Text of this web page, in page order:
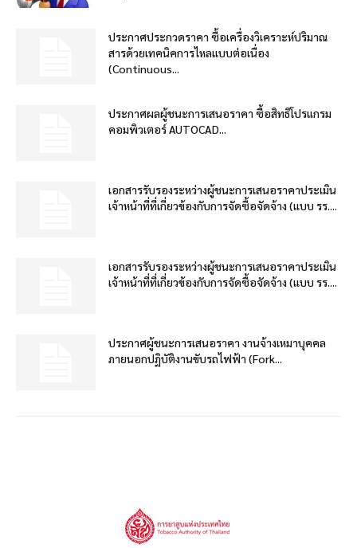
ประกาศประกวดราคา ซื้อเครื่องวิเคราะห์ปริมาณ
สารด้วยเทคนิคการไหลแบบต่อเนื่อง
(Continuous...
ประกาศผลผู้ชนะการเสนอราคา ซื้อสิทธิโปรแกรม
คอมพิวเตอร์ AUTOCAD...
เอกสารรับรองระหว่างผู้ชนะการเสนอราคาประเมิน
เจ้าหน้าที่ที่เกี่ยวข้องกับการจัดซื้อจัดจ้าง (แบบ รร....
เอกสารรับรองระหว่างผู้ชนะการเสนอราคาประเมิน
เจ้าหน้าที่ที่เกี่ยวข้องกับการจัดซื้อจัดจ้าง (แบบ รร....
ประกาศผู้ชนะการเสนอราคา งานจ้างเหมาบุคคล
ภายนอกปฏิบัติงานขับรถไฟฟ้า (Fork...